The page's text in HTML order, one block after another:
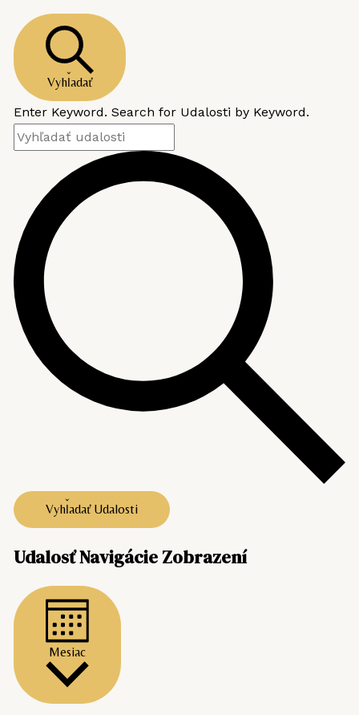
Vyhľadať
Enter Keyword. Search for Udalosti by Keyword.
Vyhľadať Udalosti
Udalosť Navigácie Zobrazení
Mesiac